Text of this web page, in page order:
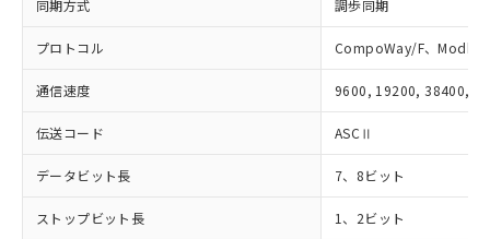
同期方式 調歩同期
プロトコル CompoWay/F、Modbus
通信速度 9600, 19200, 38400,
伝送コード ASCⅡ
データビット長 7、8ビット
ストップビット長 1、2ビット